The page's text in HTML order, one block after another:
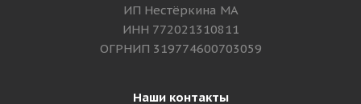
ИП Нестёркина МА
ИНН 772021310811
ОГРНИП 319774600703059
Наши контакты